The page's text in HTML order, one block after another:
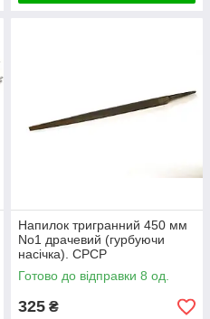
Напилок тригранний 450 мм
No1 драчевий (гурбуючи
насічка). СРСР
Готово до відправки 8 од.
325 ₴